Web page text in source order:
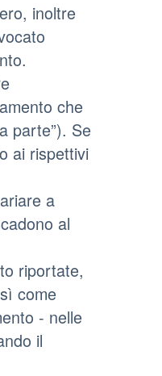
inoltre
che
parte”). Se
ai rispettivi
a
al
riportate,
come
- nelle
il